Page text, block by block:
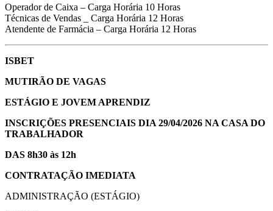
Operador de Caixa – Carga Horária 10 Horas
Técnicas de Vendas _ Carga Horária 12 Horas
Atendente de Farmácia – Carga Horária 12 Horas
ISBET
MUTIRÃO DE VAGAS
ESTÁGIO E JOVEM APRENDIZ
INSCRIÇÕES PRESENCIAIS DIA 29/04/2026 NA CASA DO
TRABALHADOR
DAS 8h30 às 12h
CONTRATAÇÃO IMEDIATA
ADMINISTRAÇÃO (ESTÁGIO)